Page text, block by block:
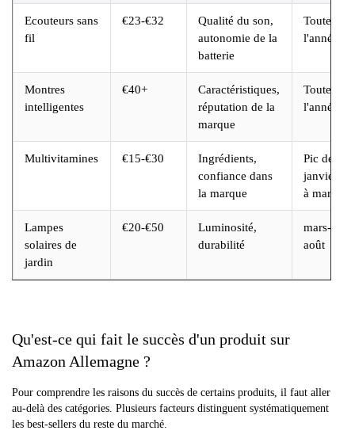
Ecouteurs sans
fil
€23-€32
Qualité du son,
autonomie de la
batterie
Toute
l'année
Montres
intelligentes
€40+
Caractéristiques,
réputation de la
marque
Toute
l'année
Multivitamines €15-€30
Ingrédients,
confiance dans
la marque
Pic de
janvier
à mars
Lampes
solaires de
jardin
€20-€50
Luminosité,
durabilité
mars-
août
Qu'est-ce qui fait le succès d'un produit sur
Amazon Allemagne ?
Pour comprendre les raisons du succès de certains produits, il faut aller
au-delà des catégories. Plusieurs facteurs distinguent systématiquement
les best-sellers du reste du marché.